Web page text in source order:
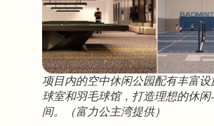
项目内的空中休闲公园配有丰富
球室和羽毛球馆，打造理想的休闲
间。（富力公主湾提供）